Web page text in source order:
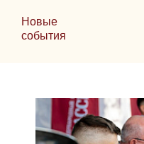
Новые
события